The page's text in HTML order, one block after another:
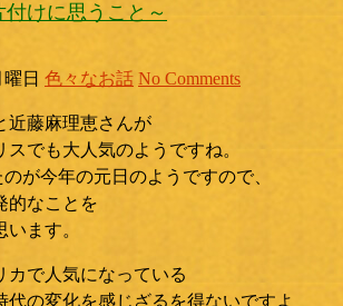
付けに思うこと～
日 色々なお話 No Comments
近藤麻理恵さんが
でも大人気のようですね。
が今年の元日のようですので、
的なことを
ます。
カで人気になっている
代の変化を感じざるを得ないですよ